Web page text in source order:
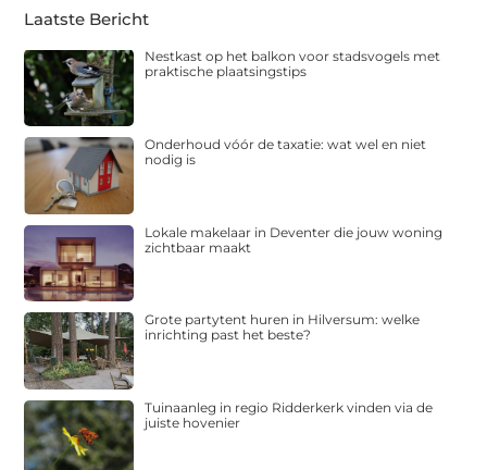
Laatste Bericht
Nestkast op het balkon voor stadsvogels met
praktische plaatsingstips
Onderhoud vóór de taxatie: wat wel en niet
nodig is
Lokale makelaar in Deventer die jouw woning
zichtbaar maakt
Grote partytent huren in Hilversum: welke
inrichting past het beste?
Tuinaanleg in regio Ridderkerk vinden via de
juiste hovenier